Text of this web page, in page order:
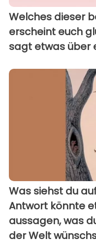
Welches dieser
erscheint euch
sagt etwas über
Was siehst du
Antwort könnte
aussagen, was
der Welt